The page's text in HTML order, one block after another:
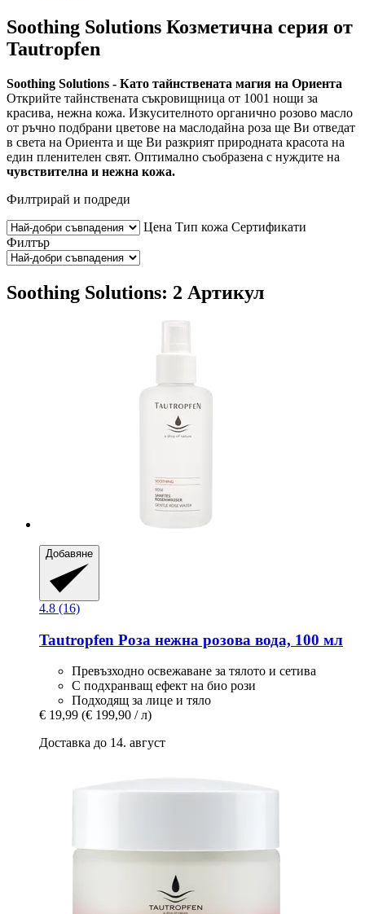
Soothing Solutions Козметична серия от
Tautropfen
Soothing Solutions - Като тайнствената магия на Ориента
Открийте тайнствената съкровищница от 1001 нощи за
красива, нежна кожа. Изкусителното органично розово масло
от ръчно подбрани цветове на маслодайна роза ще Ви отведат
в света на Ориента и ще Ви разкрият природната красота на
един пленителен свят. Оптимално съобразена с нуждите на
чувствителна и нежна кожа.
Филтрирай и подреди
Цена Тип кожа Сертификати
Филтър
Soothing Solutions: 2 Артикул
Добавяне
4.8 (16)
Tautropfen Роза нежна розова вода, 100 мл
Превъзходно освежаване за тялото и сетива
С подхранващ ефект на био рози
Подходящ за лице и тяло
€ 19,99 (€ 199,90 / л)
Доставка до 14. август